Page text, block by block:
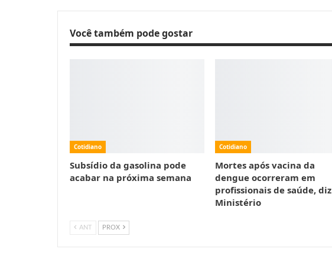
Você também pode gostar
Cotidiano
Subsídio da gasolina pode
acabar na próxima semana
Cotidiano
Mortes após vacina da
dengue ocorreram em
profissionais de saúde, diz
Ministério
ANT PROX